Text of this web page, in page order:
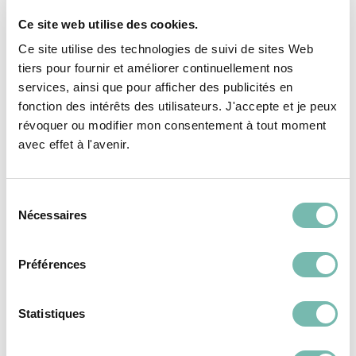
Ce site web utilise des cookies.
Ce site utilise des technologies de suivi de sites Web
tiers pour fournir et améliorer continuellement nos
services, ainsi que pour afficher des publicités en
fonction des intérêts des utilisateurs. J'accepte et je peux
révoquer ou modifier mon consentement à tout moment
avec effet à l'avenir.
Nécessaires
Préférences
Statistiques
Vous pourriez aussi
aimer...
VÊTEMENTS